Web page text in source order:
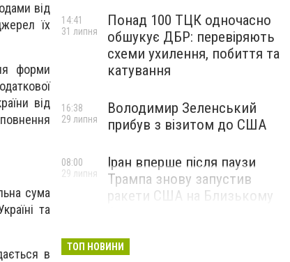
від
їх
форми
від
сума
та
в
Понад 100 ТЦК одночасно
обшукує ДБР: перевіряють
схеми ухилення, побиття та
катування
14:41
31 липня
Володимир Зеленський
прибув з візитом до США
16:38
29 липня
Іран вперше після паузи
Трампа знову запустив
ракети США на Близькому
08:00
29 липня
ТОП НОВИНИ